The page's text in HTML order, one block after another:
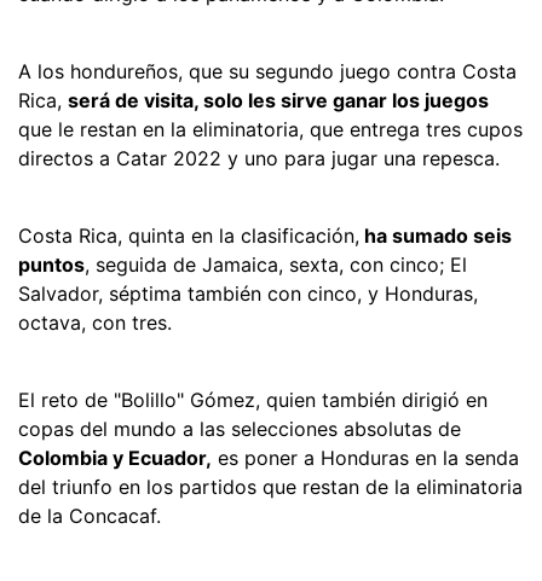
A los hondureños, que su segundo juego contra Costa
Rica, será de visita, solo les sirve ganar los juegos
que le restan en la eliminatoria, que entrega tres cupos
directos a Catar 2022 y uno para jugar una repesca.
Costa Rica, quinta en la clasificación, ha sumado seis
puntos, seguida de Jamaica, sexta, con cinco; El
Salvador, séptima también con cinco, y Honduras,
octava, con tres.
El reto de "Bolillo" Gómez, quien también dirigió en
copas del mundo a las selecciones absolutas de
Colombia y Ecuador, es poner a Honduras en la senda
del triunfo en los partidos que restan de la eliminatoria
de la Concacaf.